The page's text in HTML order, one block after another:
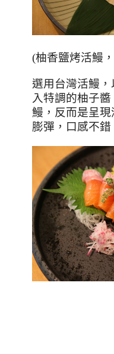
(柚香鹽烤活鰻，
選用台灣活鰻
入特調的柚子
鰻，反而是呈
膨彈，口感不錯